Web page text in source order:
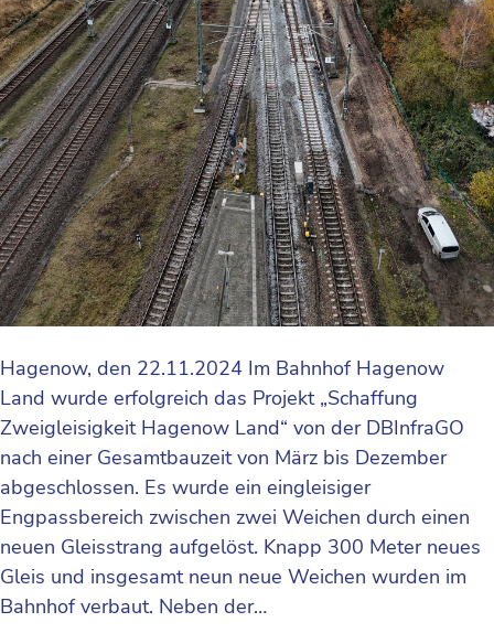
Hagenow, den 22.11.2024 Im Bahnhof Hagenow
Land wurde erfolgreich das Projekt „Schaffung
Zweigleisigkeit Hagenow Land“ von der DBInfraGO
nach einer Gesamtbauzeit von März bis Dezember
abgeschlossen. Es wurde ein eingleisiger
Engpassbereich zwischen zwei Weichen durch einen
neuen Gleisstrang aufgelöst. Knapp 300 Meter neues
Gleis und insgesamt neun neue Weichen wurden im
Bahnhof verbaut. Neben der…